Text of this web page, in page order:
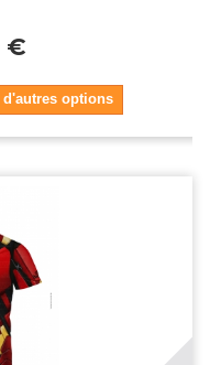
€
options